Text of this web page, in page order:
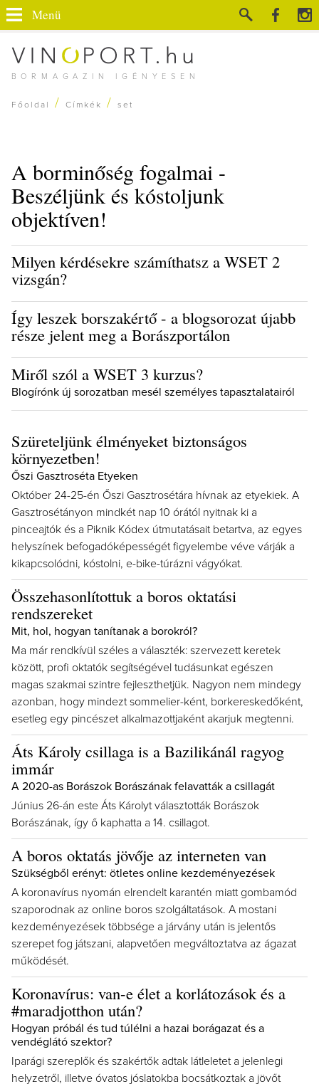
BORMAGAZIN IGÉNYESEN
Menü
Főoldal / Címkék / set
A borminőség fogalmai -
Beszéljünk és kóstoljunk
objektíven!
Milyen kérdésekre számíthatsz a WSET 2
vizsgán?
Így leszek borszakértő - a blogsorozat újabb
része jelent meg a Borászportálon
Miről szól a WSET 3 kurzus?
Blogírónk új sorozatban mesél személyes tapasztalatairól
Szüreteljünk élményeket biztonságos
környezetben!
Őszi Gasztroséta Etyeken
Október 24-25-én Őszi Gasztrosétára hívnak az etyekiek. A
Gasztrosétányon mindkét nap 10 órától nyitnak ki a
pinceajtók és a Piknik Kódex útmutatásait betartva, az egyes
helyszínek befogadóképességét figyelembe véve várják a
kikapcsolódni, kóstolni, e-bike-túrázni vágyókat.
Összehasonlítottuk a boros oktatási
rendszereket
Mit, hol, hogyan tanítanak a borokról?
Ma már rendkívül széles a választék: szervezett keretek
között, profi oktatók segítségével tudásunkat egészen
magas szakmai szintre fejleszthetjük. Nagyon nem mindegy
azonban, hogy mindezt sommelier-ként, borkereskedőként,
esetleg egy pincészet alkalmazottjaként akarjuk megtenni.
Áts Károly csillaga is a Bazilikánál ragyog
immár
A 2020-as Borászok Borászának felavatták a csillagát
Június 26-án este Áts Károlyt választották Borászok
Borászának, így ő kaphatta a 14. csillagot.
A boros oktatás jövője az interneten van
Szükségből erényt: ötletes online kezdeményezések
A koronavírus nyomán elrendelt karantén miatt gombamód
szaporodnak az online boros szolgáltatások. A mostani
kezdeményezések többsége a járvány után is jelentős
szerepet fog játszani, alapvetően megváltoztatva az ágazat
működését.
Koronavírus: van-e élet a korlátozások és a
#maradjotthon után?
Hogyan próbál és tud túlélni a hazai borágazat és a
vendéglátó szektor?
Iparági szereplők és szakértők adtak látleletet a jelenlegi
helyzetről, illetve óvatos jóslatokba bocsátkoztak a jövőt